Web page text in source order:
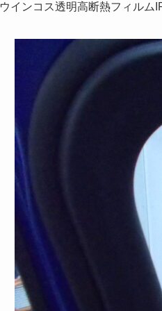
ウインコス透明高断熱フィルム